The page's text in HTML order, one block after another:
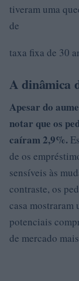
tiveram uma
de
taxa fixa de 30
A dinâmica
Apesar do
notar que os
caíram 2,9%.
de os
sensíveis às
contraste, os
casa mostraram
potenciais
de mercado